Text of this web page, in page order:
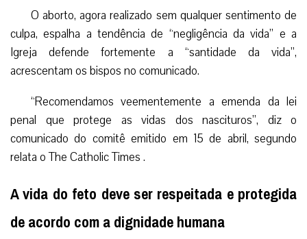
O aborto, agora realizado sem qualquer sentimento de
culpa, espalha a tendência de “negligência da vida” e a
Igreja defende fortemente a “santidade da vida”,
acrescentam os bispos no comunicado.
“Recomendamos veementemente a emenda da lei
penal que protege as vidas dos nascituros”, diz o
comunicado do comitê emitido em 15 de abril, segundo
relata o The Catholic Times .
A vida do feto deve ser respeitada e protegida
de acordo com a dignidade humana